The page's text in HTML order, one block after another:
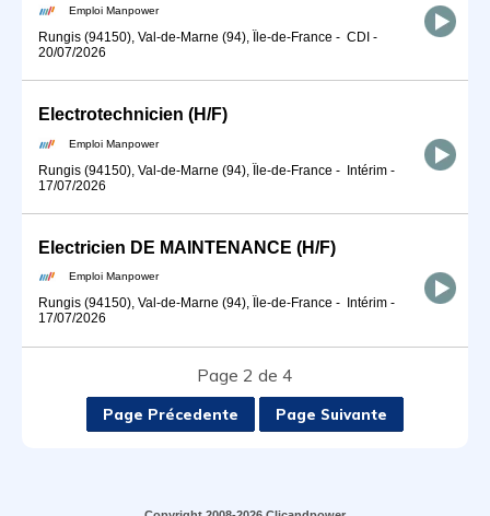
Emploi Manpower
Rungis (94150), Val-de-Marne (94), Île-de-France - CDI -
20/07/2026
Electrotechnicien (H/F)
Emploi Manpower
Rungis (94150), Val-de-Marne (94), Île-de-France - Intérim -
17/07/2026
Electricien DE MAINTENANCE (H/F)
Emploi Manpower
Rungis (94150), Val-de-Marne (94), Île-de-France - Intérim -
17/07/2026
Page 2 de 4
Page Précedente Page Suivante